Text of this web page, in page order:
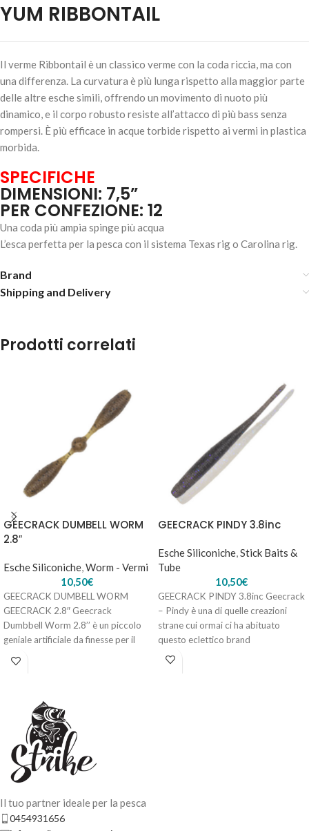
YUM RIBBONTAIL – Red Shad
€
AGGIUNGI AL
CARRELLO
YUM RIBBONTAIL – Plum
CARRELLO
YUM RIBBONTAIL – Green Pumpkin Purple
7,90 € 2 disponibili
AGGIUNGI AL
CARRELLO
YUM RIBBONTAIL – Blue Fleck
YUM RIBBONTAIL
Il verme Ribbontail è un classico verme con la coda riccia, ma con
una differenza. La curvatura è più lunga rispetto alla maggior parte
delle altre esche simili, offrendo un movimento di nuoto più
dinamico, e il corpo robusto resiste all’attacco di più bass senza
rompersi. È più efficace in acque torbide rispetto ai vermi in plastica
morbida.
SPECIFICHE
DIMENSIONI: 7,5”
PER CONFEZIONE: 12
Una coda più ampia spinge più acqua
L’esca perfetta per la pesca con il sistema Texas rig o Carolina rig.
Brand
Shipping and Delivery
Prodotti correlati
GEECRACK DUMBELL WORM
2.8″
Esche Siliconiche,Worm - Vermi
10,50€
GEECRACK DUMBELL WORM
GEECRACK 2.8″ Geecrack
Dumbbell Worm 2.8’’ è un piccolo
geniale artificiale da finesse per il
GEECRACK PINDY 3.8inc
Esche Siliconiche,Stick Baits &
Tube
10,50€
GEECRACK PINDY 3.8inc Geecrack
– Pindy è una di quelle creazioni
strane cui ormai ci ha abituato
questo eclettico brand
Il tuo partner ideale per la pesca
0454931656